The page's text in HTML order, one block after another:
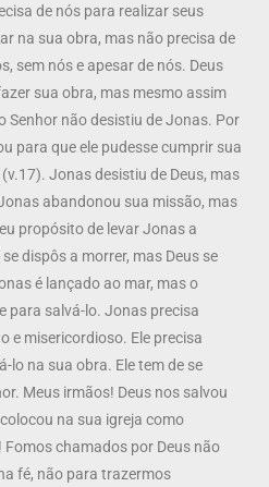
de nós para realizar seus
na sua obra, mas não precisa de
sem nós e apesar de nós. Deus
sua obra, mas mesmo assim
Senhor não desistiu de Jonas. Por
para que ele pudesse cumprir sua
Jonas desistiu de Deus, mas
abandonou sua missão, mas
propósito de levar Jonas a
dispôs a morrer, mas Deus se
é lançado ao mar, mas o
para salvá-lo. Jonas precisa
e misericordioso. Ele precisa
lo na sua obra. Ele tem de se
Meus irmãos! Deus nos salvou
na sua igreja como
chamados por Deus não
fé, não para trazermos